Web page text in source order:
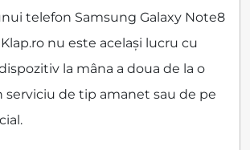
telefon Samsung Galaxy Note8
nu este același lucru cu
la mâna a doua de la o
serviciu de tip amanet sau de pe